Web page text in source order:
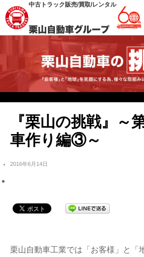
中古トラック販売/買取/レンタル
『栗山の挑戦』～
車作り編③～
2016年6月14日
栗山自動車工業では「お客様」と「